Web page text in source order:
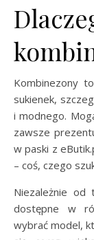
Kombinezony
sukienek,
i modnego.
zawsze
w paski z
– coś, czego
Niezależnie od
dostępne w
wybrać model,